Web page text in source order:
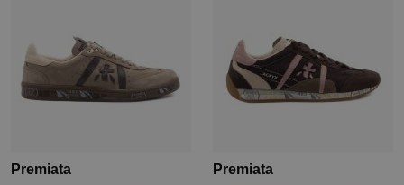
Premiata
Premiata